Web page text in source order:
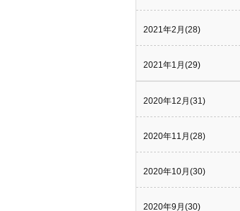
2021年2月(28)
2021年1月(29)
2020年12月(31)
2020年11月(28)
2020年10月(30)
2020年9月(30)